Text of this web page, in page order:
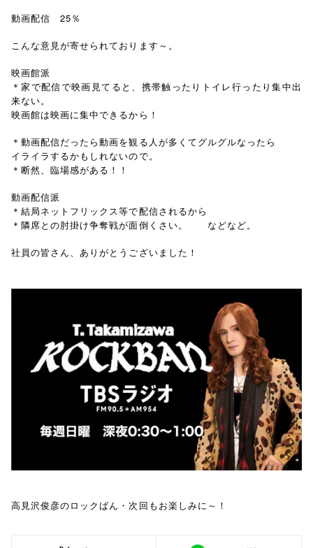
動画配信 25％
こんな意見が寄せられております～。
映画館派
＊家で配信で映画見てると、携帯触ったりトイレ行ったり集中出
来ない。
映画館は映画に集中できるから！
＊動画配信だったら動画を観る人が多くてグルグルなったら
イライラするかもしれないので。
＊断然、臨場感がある！！
動画配信派
＊結局ネットフリックス等で配信されるから
＊隣席との肘掛け争奪戦が面倒くさい。 などなど。
社員の皆さん、ありがとうございました！
高見沢俊彦のロックばん・次回もお楽しみに～！